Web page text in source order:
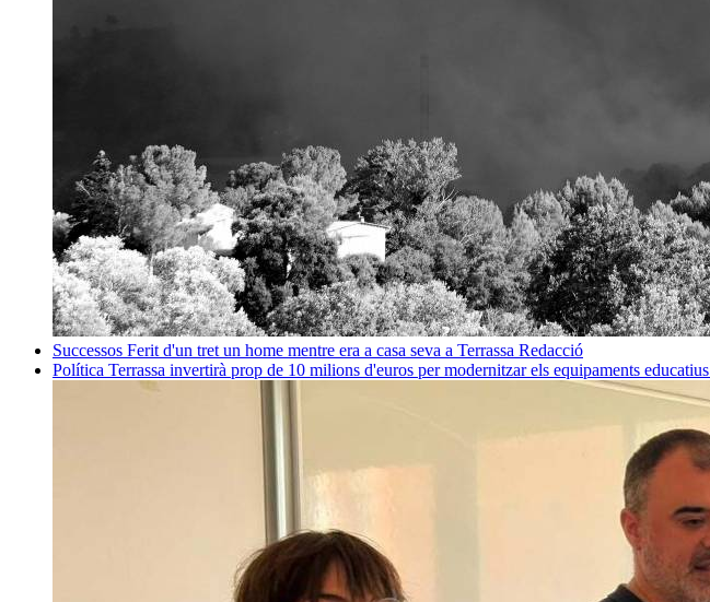
Successos Ferit d'un tret un home mentre era a casa seva a Terrassa Redacció
Política Terrassa invertirà prop de 10 milions d'euros per modernitzar els equipaments educatius